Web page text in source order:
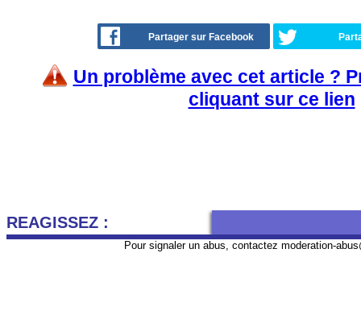
Partager sur Facebook
Un problème avec cet article ?
cliquant sur ce lien
REAGISSEZ :
Pour signaler un abus, contactez moderation-